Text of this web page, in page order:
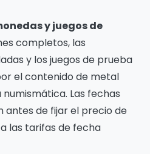
y juegos de
completos, las
y los juegos de prueba
el contenido de metal
Las fechas
antes de fijar el precio de
las tarifas de fecha